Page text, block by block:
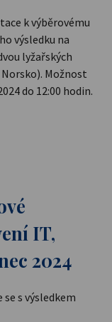
k výběrovému
výsledku na
lyžařských
Možnost
do 12:00 hodin.
IT,
2024
se s výsledkem